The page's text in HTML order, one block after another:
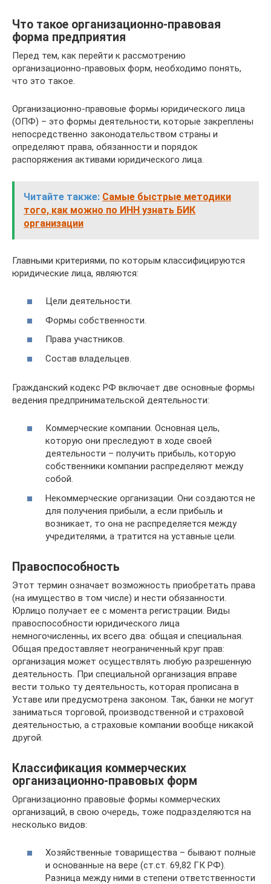
Что такое организационно-правовая
форма предприятия
Перед тем, как перейти к рассмотрению
организационно-правовых форм, необходимо понять,
что это такое.
Организационно-правовые формы юридического лица
(ОПФ) – это формы деятельности, которые закреплены
непосредственно законодательством страны и
определяют права, обязанности и порядок
распоряжения активами юридического лица.
Читайте также: Самые быстрые методики
того, как можно по ИНН узнать БИК
организации
Главными критериями, по которым классифицируются
юридические лица, являются:
Цели деятельности.
Формы собственности.
Права участников.
Состав владельцев.
Гражданский кодекс РФ включает две основные формы
ведения предпринимательской деятельности:
Коммерческие компании. Основная цель,
которую они преследуют в ходе своей
деятельности – получить прибыль, которую
собственники компании распределяют между
собой.
Некоммерческие организации. Они создаются не
для получения прибыли, а если прибыль и
возникает, то она не распределяется между
учредителями, а тратится на уставные цели.
Правоспособность
Этот термин означает возможность приобретать права
(на имущество в том числе) и нести обязанности.
Юрлицо получает ее с момента регистрации. Виды
правоспособности юридического лица
немногочисленны, их всего два: общая и специальная.
Общая предоставляет неограниченный круг прав:
организация может осуществлять любую разрешенную
деятельность. При специальной организация вправе
вести только ту деятельность, которая прописана в
Уставе или предусмотрена законом. Так, банки не могут
заниматься торговой, производственной и страховой
деятельностью, а страховые компании вообще никакой
другой.
Классификация коммерческих
организационно-правовых форм
Организационно правовые формы коммерческих
организаций, в свою очередь, тоже подразделяются на
несколько видов:
Хозяйственные товарищества – бывают полные
и основанные на вере (ст.ст. 69,82 ГК РФ).
Разница между ними в степени ответственности